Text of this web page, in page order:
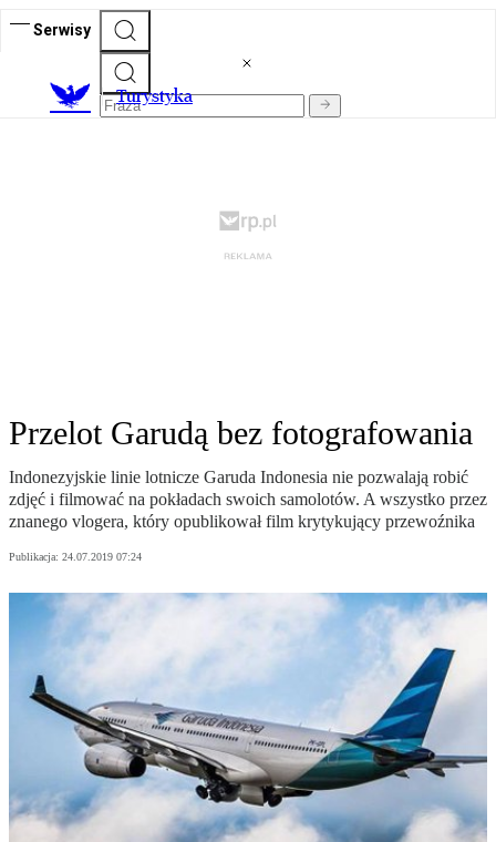
Serwisy
Turystyka
Przelot Garudą bez fotografowania
Indonezyjskie linie lotnicze Garuda Indonesia nie pozwalają robić
zdjęć i filmować na pokładach swoich samolotów. A wszystko przez
znanego vlogera, który opublikował film krytykujący przewoźnika
Publikacja: 24.07.2019 07:24